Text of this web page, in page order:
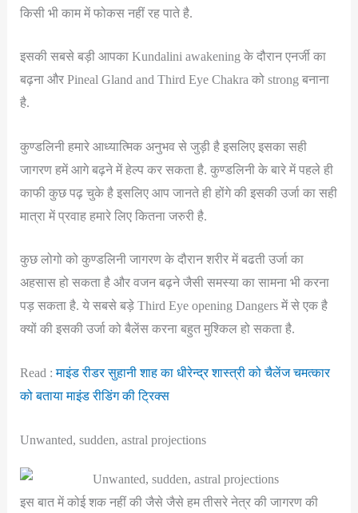
किसी भी काम में फोकस नहीं रह पाते है.
इसकी सबसे बड़ी आपका Kundalini awakening के दौरान एनर्जी का
बढ़ना और Pineal Gland and Third Eye Chakra को strong बनाना
है.
कुण्डलिनी हमारे आध्यात्मिक अनुभव से जुड़ी है इसलिए इसका सही
जागरण हमें आगे बढ़ने में हेल्प कर सकता है. कुण्डलिनी के बारे में पहले ही
काफी कुछ पढ़ चुके है इसलिए आप जानते ही होंगे की इसकी उर्जा का सही
मात्रा में प्रवाह हमारे लिए कितना जरुरी है.
कुछ लोगो को कुण्डलिनी जागरण के दौरान शरीर में बढती उर्जा का
अहसास हो सकता है और वजन बढ़ने जैसी समस्या का सामना भी करना
पड़ सकता है. ये सबसे बड़े Third Eye opening Dangers में से एक है
क्यों की इसकी उर्जा को बैलेंस करना बहुत मुश्किल हो सकता है.
Read :माइंड रीडर सुहानी शाह का धीरेन्द्र शास्त्री को चैलेंज चमत्कार
को बताया माइंड रीडिंग की ट्रिक्स
Unwanted, sudden, astral projections
इस बात में कोई शक नहीं की जैसे जैसे हम तीसरे नेत्र की जागरण की